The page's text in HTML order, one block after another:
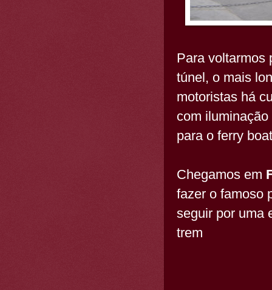
Para voltarmos
túnel, o mais
motoristas há
com
para o ferry
Chegamos em
fazer o famoso
seguir por uma
trem